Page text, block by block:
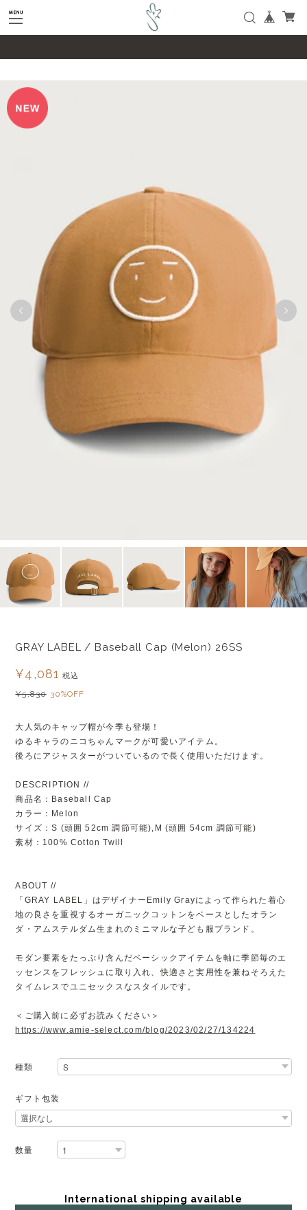
google-site-verification=SHQu5n4yz7-
tPsbAaiX89DBKMypZL6raQx7JsECLt-4
GRAY LABEL / Baseball Cap (Melon) 26SS
¥4,081 税込
¥5,830 30%OFF
大人気のキャップ帽が今季も登場！
ゆるキャラのニコちゃんマークが可愛いアイテム。
後ろにアジャスターがついているので長く使用いただけます。
DESCRIPTION //
商品名：Baseball Cap
カラー：Melon
サイズ：S (頭囲 52cm 調節可能),M (頭囲 54cm 調節可能)
素材：100% Cotton Twill
ABOUT //
「GRAY LABEL」はデザイナーEmily Grayによって作られた着心
地の良さを重視するオーガニックコットンをベースとしたオラン
ダ・アムステルダム生まれのミニマルな子ども服ブランド。
モダン要素をたっぷり含んだベーシックアイテムを軸に季節毎のエ
ッセンスをフレッシュに取り入れ、快適さと実用性を兼ねそろえた
タイムレスでユニセックスなスタイルです。
＜ご購入前に必ずお読みください＞
https://www.amie-select.com/blog/2023/02/27/134224
種類
ギフト包装
数量
International shipping available